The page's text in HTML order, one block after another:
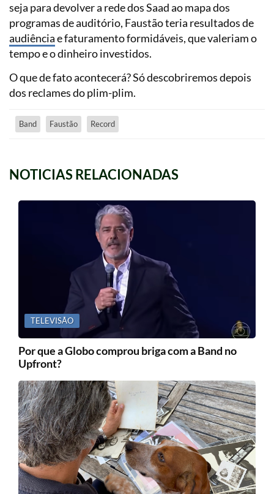
seja para devolver a rede dos Saad ao mapa dos
programas de auditório, Faustão teria resultados de
audiênciae faturamento formidáveis, que valeriam o
tempo e o dinheiro investidos.
O que de fato acontecerá? Só descobriremos depois
dos reclames do plim-plim.
Band Faustão Record
NOTICIAS RELACIONADAS
TELEVISÃO
Por que a Globo comprou briga com a Band no
Upfront?